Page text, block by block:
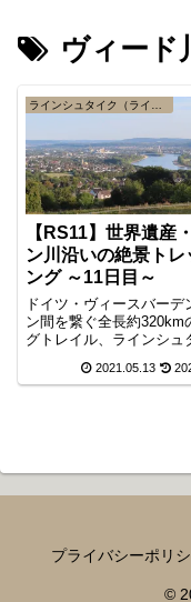
ヴィード
【RS11】世界遺産
ン川沿いの絶景トレ
ング ～11日目～
ドイツ・ヴィースバーデ
ン間を繋ぐ全長約320km
グトレイル、ラインシュ
寄りの鉄道駅エンゲルス
2021.05.13
プライバシーポリ
©